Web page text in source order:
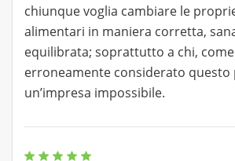
chiunque voglia cambiare le
alimentari in maniera corretta,
equilibrata; soprattutto a chi,
erroneamente considerato questo
un’impresa impossibile.